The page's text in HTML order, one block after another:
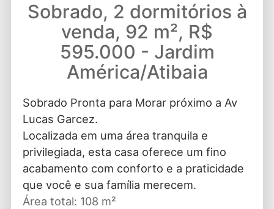
Sobrado, 2 dormitórios à
venda, 92 m², R$
595.000 - Jardim
América/Atibaia
Sobrado Pronta para Morar próximo a Av
Lucas Garcez.
Localizada em uma área tranquila e
privilegiada, esta casa oferece um fino
acabamento com conforto e a praticidade
que você e sua família merecem.
Área total: 108 m²